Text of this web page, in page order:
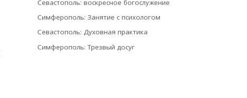
Севастополь: воскресное богослужение
Симферополь: Занятие с психологом
Севастополь: Духовная практика
Симферополь: Трезвый досуг